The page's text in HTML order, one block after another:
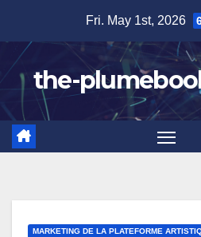
content
Fri. May 1st, 2026
the-
MARKETING DE LA PLATEFORME